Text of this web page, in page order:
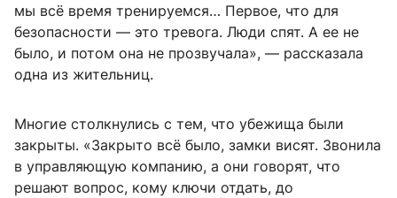
мы всё время тренируемся… Первое, что для
безопасности — это тревога. Люди спят. А ее не
было, и потом она не прозвучала», — рассказала
одна из жительниц.
Многие столкнулись с тем, что убежища были
закрыты. «Закрыто всё было, замки висят. Звонила
в управляющую компанию, а они говорят, что
решают вопрос, кому ключи отдать, до